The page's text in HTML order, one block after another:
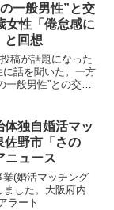
一般男性”と交
女性「倦怠感に
と回想
稿が話題になった
話を聞いた。一方
一般男性”との交際
体独自婚活マッ
佐野市「さの
ニュース
(婚活マッチング
ました。大阪府内
ラート